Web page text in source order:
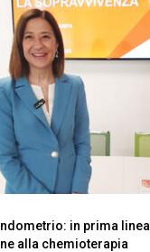
in prima
alla chemioterapia